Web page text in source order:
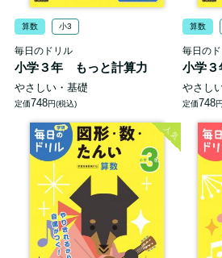
算数 小3
毎日のドリル
小学３年 もっと計算力
やさしい・基礎
定価748円(税込)
算数
毎日の
小学
やさし
定価748
人気